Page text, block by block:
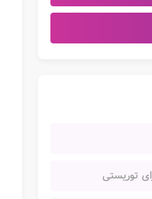
توریستی